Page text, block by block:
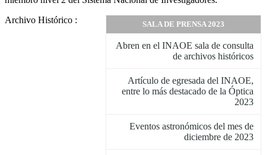
SALA DE PRENSA 2023
Abren en el INAOE sala de consulta
de archivos históricos
Artículo de egresada del INAOE,
entre lo más destacado de la Óptica
2023
Eventos astronómicos del mes de
diciembre de 2023
Archivo Histórico :